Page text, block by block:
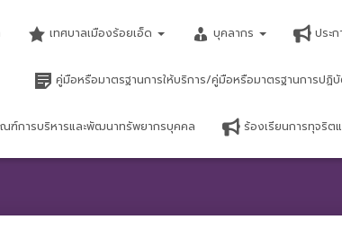
เทศบาลเมืองร้อยเอ็ด บุคลากร ประก
คู่มือหรือมาตรฐานการให้บริการ/คู่มือหรือมาตรฐานการปฏิ
ฑ์การบริหารและพัฒนาทรัพยากรบุคคล ร้องเรียนการทุจริต